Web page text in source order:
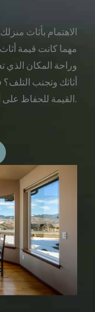
الاهتمام بأثاث
مهما كانت قيمة
وراحة المكان
أثاثك وتجنب
القيمة للحفاظ على أثاث منزلك بحالة جيدة وتجنب التلف.